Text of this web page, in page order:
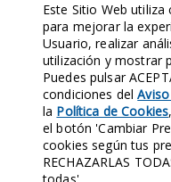
RETRATOS
FACEBOOK TWITTER
HAZTE SOCIO
Entra en nuestras Redes
Historia al instante.
1970 421
Este Sitio Web
para mejorar la
Usuario, realizar
utilización y mostrar
Puedes pulsar
condiciones del
la Política de Cookies
el botón 'Cambiar
cookies según tus
RECHAZARLAS